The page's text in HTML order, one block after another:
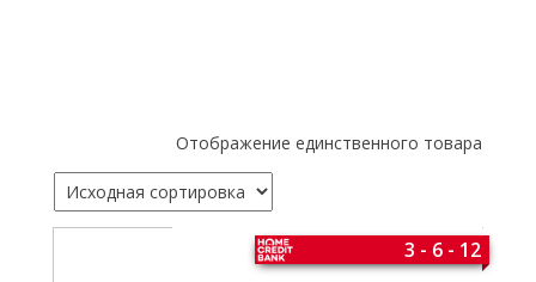
Отображение единственного товара
3 - 6 - 12